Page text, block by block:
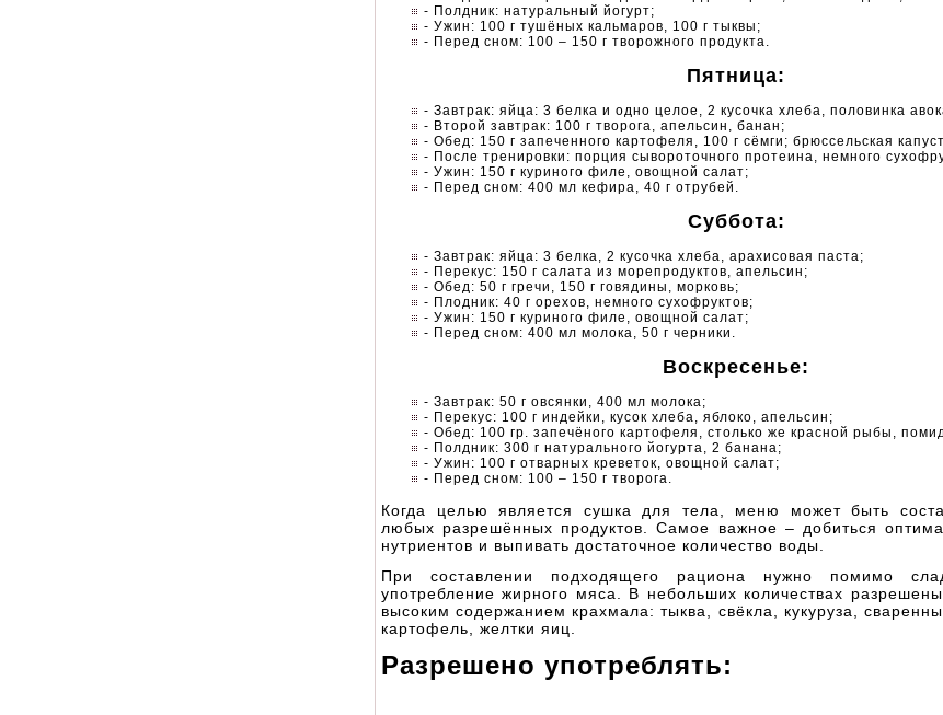
- Полдник: натуральный йогурт;
- Ужин: 100 г тушёных кальмаров, 100 г тыквы;
- Перед сном: 100 – 150 г творожного продукта.
Пятница:
- Завтрак: яйца: 3 белка и одно целое, 2 кусочка хлеба, половинка
- Второй завтрак: 100 г творога, апельсин, банан;
- Обед: 150 г запеченного картофеля, 100 г сёмги; брюссельская
- После тренировки: порция сывороточного протеина, немного
- Ужин: 150 г куриного филе, овощной салат;
- Перед сном: 400 мл кефира, 40 г отрубей.
Суббота:
- Завтрак: яйца: 3 белка, 2 кусочка хлеба, арахисовая паста;
- Перекус: 150 г салата из морепродуктов, апельсин;
- Обед: 50 г гречи, 150 г говядины, морковь;
- Плодник: 40 г орехов, немного сухофруктов;
- Ужин: 150 г куриного филе, овощной салат;
- Перед сном: 400 мл молока, 50 г черники.
Воскресенье:
- Завтрак: 50 г овсянки, 400 мл молока;
- Перекус: 100 г индейки, кусок хлеба, яблоко, апельсин;
- Обед: 100 гр. запечёного картофеля, столько же красной рыбы,
- Полдник: 300 г натурального йогурта, 2 банана;
- Ужин: 100 г отварных креветок, овощной салат;
- Перед сном: 100 – 150 г творога.
Когда целью является сушка для тела, меню может быть
любых разрешённых продуктов. Самое важное – добиться
нутриентов и выпивать достаточное количество воды.
При составлении подходящего рациона нужно помимо
употребление жирного мяса. В небольших количествах
высоким содержанием крахмала: тыква, свёкла, кукуруза,
картофель, желтки яиц.
Разрешено употреблять: